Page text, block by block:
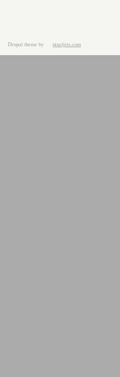
Drupal theme by pixeljets.com